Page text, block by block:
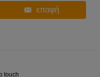
επαφή
touch